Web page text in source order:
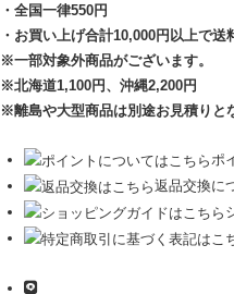
・全国一律550円
・お買い上げ合計10,000円 以上で送
※一部対象外商品がございます。
※北海道1,100円、沖縄2,200円
※離島や大型商品は別途お見積りと
ポ
返品交換に